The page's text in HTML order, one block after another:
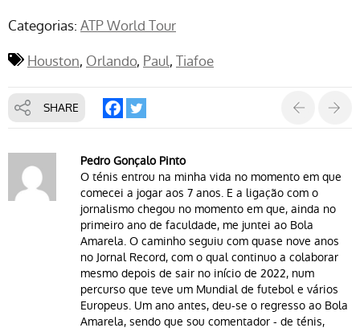
Categorias: ATP World Tour
Houston Orlando Paul Tiafoe
SHARE
Pedro Gonçalo Pinto
O ténis entrou na minha vida no momento em que
comecei a jogar aos 7 anos. E a ligação com o
jornalismo chegou no momento em que, ainda no
primeiro ano de faculdade, me juntei ao Bola
Amarela. O caminho seguiu com quase nove anos
no Jornal Record, com o qual continuo a colaborar
mesmo depois de sair no início de 2022, num
percurso que teve um Mundial de futebol e vários
Europeus. Um ano antes, deu-se o regresso ao Bola
Amarela, sendo que sou comentador - de ténis,